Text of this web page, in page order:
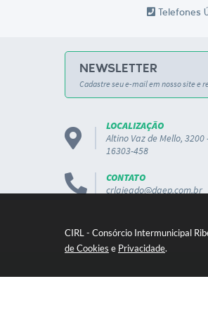
CIRL - Consórcio Intermunicipal
de Cookies e Privacidade.
Telefones
NEWSLETTER
Cadastre seu e-mail em nosso site e
LOCALIZAÇÃO
Altino Vaz de Mello,
16303-458
CONTATO
crlajeado@daep.com.br